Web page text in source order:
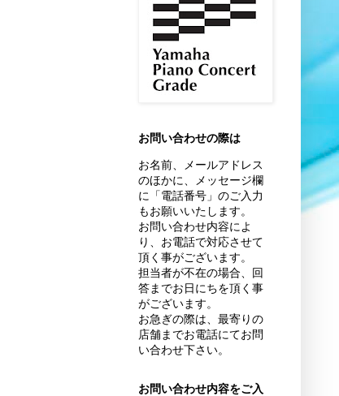
お問い合わせの際は
お名前、
メールアドレス
のほかに、
メッセージ欄
に「電話番号」のご入力
もお願いいたします。
お問い合わせ内容によ
り、お電話で対応させて
頂く事がございます。
担当者が不在の場合、回
答までお日にちを頂く事
がございます。
お急ぎの際は、最寄りの
店舗までお電話にてお問
い合わせ下さい。
お問い合わせ内容をご入